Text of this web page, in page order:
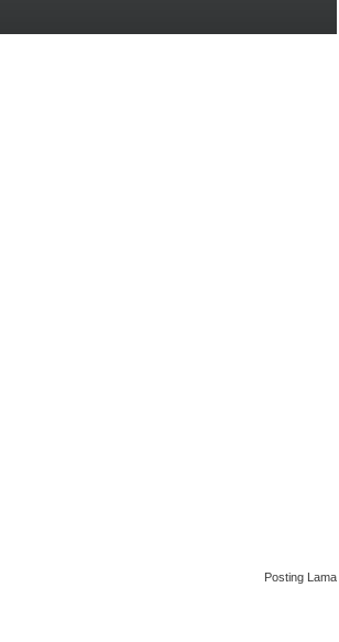
Posting Lama